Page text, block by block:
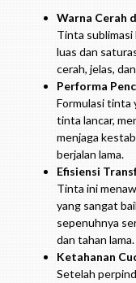
Warna Cerah
Tinta sublimasi
luas dan
cerah, jelas,
Performa
Formulasi tinta
tinta lancar,
menjaga
berjalan lama.
Efisiensi
Tinta ini
yang sangat
sepenuhnya
dan tahan lama.
Ketahanan
Setelah